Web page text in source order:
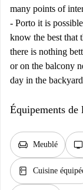
many points of
- Porto it is
know the best that
there is nothing
or on the balcony
day in the
Équipements de
chair Meublé tv
kitchen Cuisine